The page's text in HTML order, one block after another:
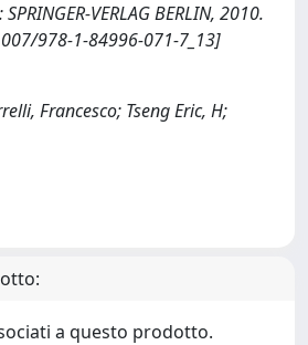
SPRINGER-VERLAG BERLIN, 2010.
978-1-84996-071-7_13]
Francesco; Tseng Eric, H;
a questo prodotto.